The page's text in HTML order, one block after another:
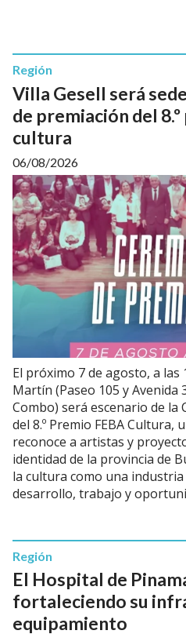
Villa Gesell será
de premiación del
cultura
Región
06/08/2026
El próximo 7 de agosto, a las
Martín (Paseo 105 y Avenida
Combo) será escenario de la
del 8.º Premio FEBA Cultura,
reconoce a artistas y
identidad de la provincia de
la cultura como una
desarrollo, trabajo y
El Hospital de
fortaleciendo su
equipamiento
Región